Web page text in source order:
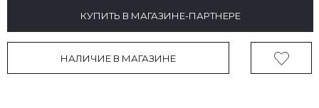
КУПИТЬ В МАГАЗИНЕ-ПАРТНЕРЕ
НАЛИЧИЕ В МАГАЗИНЕ